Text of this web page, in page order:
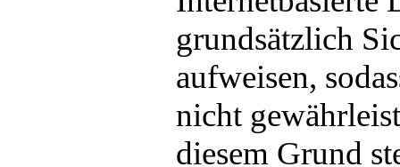
grundsätzlich
aufweisen,
nicht
diesem Grund